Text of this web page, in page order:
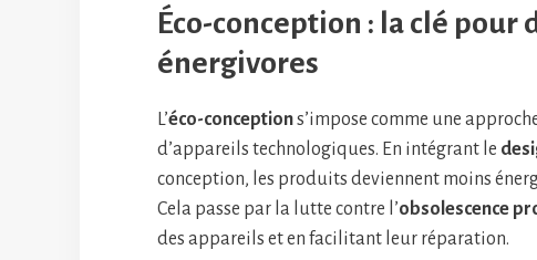
Éco-conception : la clé pour
énergivores
L’éco-conceptions’impose comme une
d’appareils technologiques. En intégrant le
conception, les produits deviennent moins
Cela passe par la lutte contre l’obsolescence
des appareils et en facilitant leur réparation.